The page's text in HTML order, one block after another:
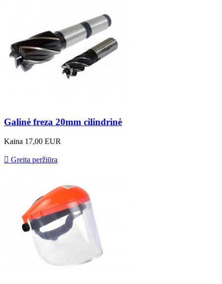
Galinė freza 20mm cilindrinė
Kaina 17,00 EUR
 Greita peržiūra